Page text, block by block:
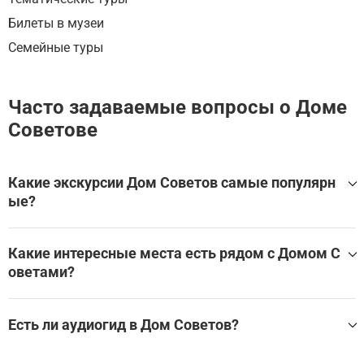
Билеты в музеи
Семейные туры
Часто задаваемые вопросы о Доме
Советове
Какие экскурсии Дом Советов самые популярн
ые?
Нижегородский Кремль: прогулка по сердцу Нижнего
Новгорода
Какие интересные места есть рядом с Домом С
оветами?
ии множества других великолепных мест.
Есть ли аудиогид в Дом Советов?